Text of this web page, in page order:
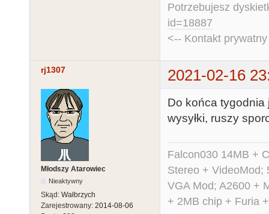
Potrzebujesz
id=18887
<-- Kontakt
rj1307 2021-02-16
Młodszy Atarowiec
Nieaktywny
Skąd: Wałbrzych
Zarejestrowany: 2014-08-06
Do końca tygodnia
wysyłki, ruszy
Falcon030 14MB +
Stereo + VideoMod;
VGA Mod; A2600 +
+ 2MB chip + Furia